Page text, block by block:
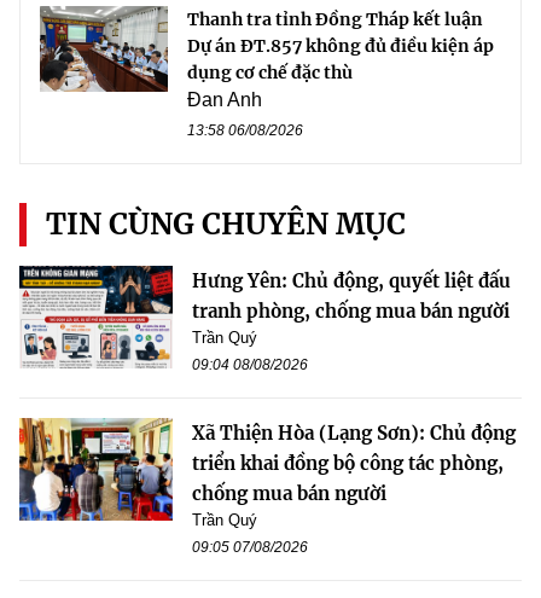
Thanh tra tỉnh Đồng Tháp kết luận
Dự án ĐT.857 không đủ điều kiện áp
dụng cơ chế đặc thù
Đan Anh
13:58 06/08/2026
TIN CÙNG CHUYÊN MỤC
Hưng Yên: Chủ động, quyết liệt đấu
tranh phòng, chống mua bán người
Trần Quý
09:04 08/08/2026
Xã Thiện Hòa (Lạng Sơn): Chủ động
triển khai đồng bộ công tác phòng,
chống mua bán người
Trần Quý
09:05 07/08/2026